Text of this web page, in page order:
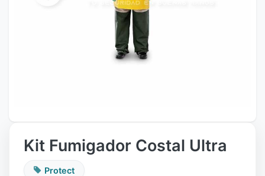
Kit Fumigador Costal Ultra
Protect